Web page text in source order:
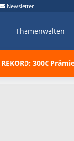
Newsletter
Themenwelten
REKORD: 300€